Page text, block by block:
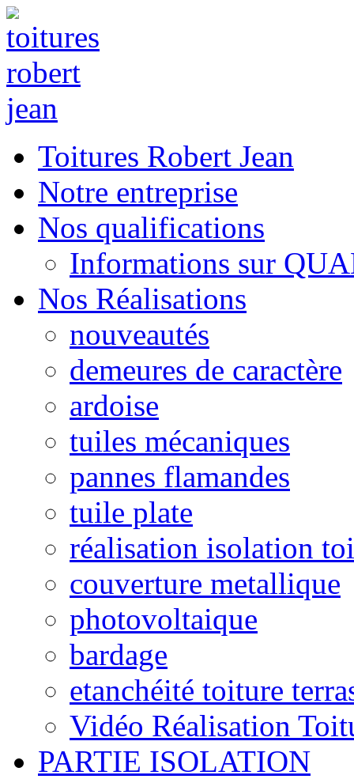
Toitures Robert Jean
Notre entreprise
Nos qualifications
Informations sur
Nos Réalisations
nouveautés
demeures de caractère
ardoise
tuiles mécaniques
pannes flamandes
tuile plate
réalisation isolation
couverture metallique
photovoltaique
bardage
etanchéité toiture
Vidéo Réalisation
PARTIE ISOLATION